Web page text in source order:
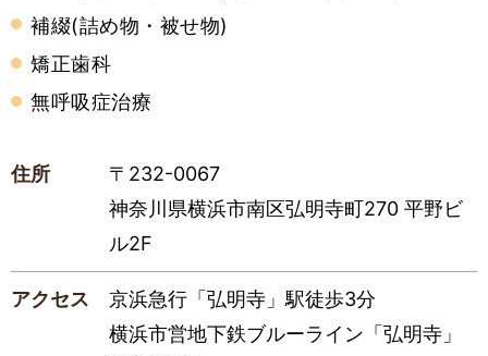
補綴(詰め物・被せ物)
矯正歯科
無呼吸症治療
住所
〒232-0067
神奈川県横浜市南区弘明寺町270 平野ビ
ル2F
アクセス
京浜急行「弘明寺」駅徒歩3分
横浜市営地下鉄ブルーライン「弘明寺」